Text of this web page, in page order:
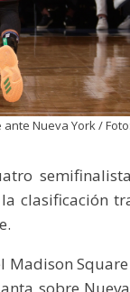
Nueva York /
clasificación